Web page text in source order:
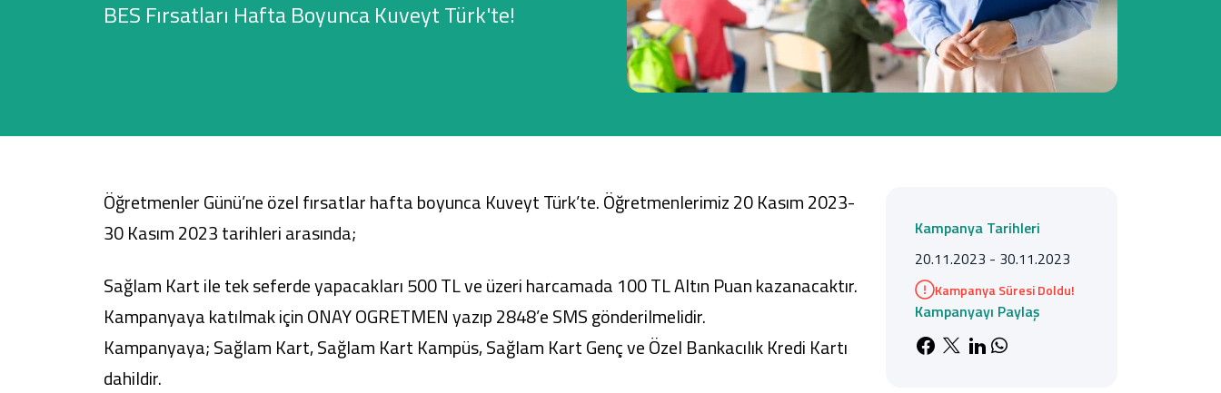
Tüm Kampanyalar
Tüm Kampanyalar
Araç Finansmanı
Yatırım Fonları
Tarım Finansmanı
BES Fırsatları Hafta Boyunca Kuveyt Türk'te!
Kampanya Tarihleri
20.11.2023 - 30.11.2023
Kampanya Süresi Doldu!
Kampanyayı Paylaş
Facebook'da paylaş
X'de paylaş
LinkedIn'de paylaş
Öğretmenler Günü’ne özel fırsatlar hafta boyunca Kuveyt Türk’te. Öğretmenlerimiz 20 Kasım 2023-
30 Kasım 2023 tarihleri arasında;
Sağlam Kart ile tek seferde yapacakları 500 TL ve üzeri harcamada 100 TL Altın Puan kazanacaktır.
Kampanyaya katılmak için ONAY OGRETMEN yazıp 2848’e SMS gönderilmelidir.
Kampanyaya; Sağlam Kart, Sağlam Kart Kampüs, Sağlam Kart Genç ve Özel Bankacılık Kredi Kartı
dahildir.